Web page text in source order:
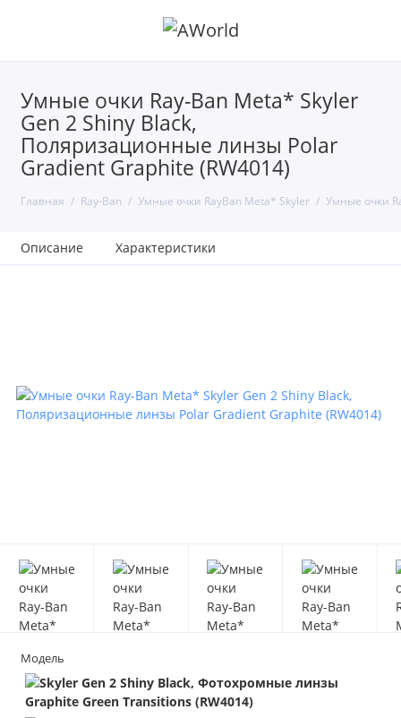
Умные очки Ray-Ban Meta* Skyler
Gen 2 Shiny Black,
Поляризационные линзы Polar
Gradient Graphite (RW4014)
Главная Ray-Ban Умные очки RayBan Meta* Skyler Умные очки
Описание Характеристики
Модель